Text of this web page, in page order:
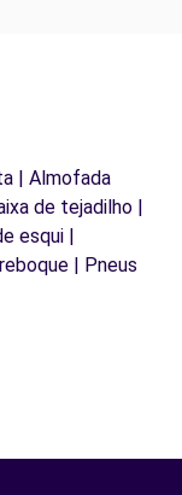
| Almofada
de tejadilho |
esqui |
| Pneus